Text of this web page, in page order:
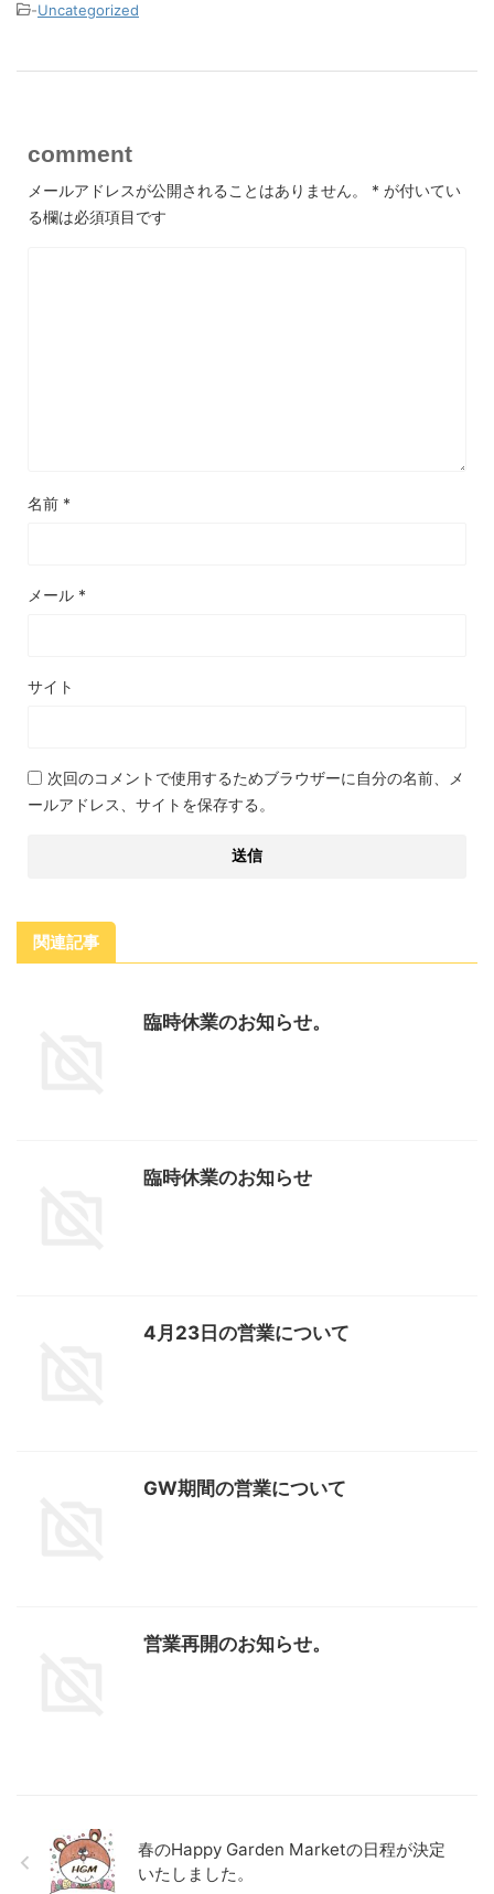
-Uncategorized
comment
メールアドレスが公開されることはありません。 * が付いてい
る欄は必須項目です
名前 *
メール *
サイト
次回のコメントで使用するためブラウザーに自分の名前、メ
ールアドレス、サイトを保存する。
関連記事
臨時休業のお知らせ。
臨時休業のお知らせ
4月23日の営業について
GW期間の営業について
営業再開のお知らせ。
春のHappy Garden Marketの日程が決定
いたしました。